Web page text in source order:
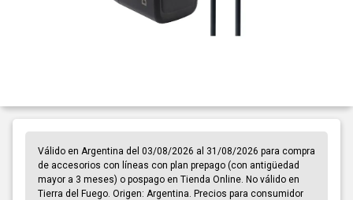
Válido en Argentina del 03/08/2026 al 31/08/2026 para compra
de accesorios con líneas con plan prepago (con antigüedad
mayor a 3 meses) o pospago en Tienda Online. No válido en
Tierra del Fuego. Origen: Argentina. Precios para consumidor